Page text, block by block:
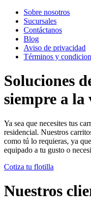
Sobre nosotros
Sucursales
Contáctanos
Blog
Aviso de privacidad
Términos y
Soluciones
siempre a
Ya sea que necesites tus
residencial. Nuestros
como tú lo requieras, ya
equipado a tu gusto o
Cotiza tu flotilla
Nuestros